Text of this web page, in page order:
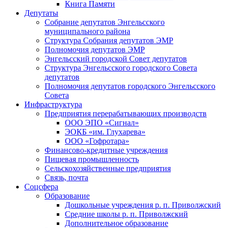
Книга Памяти
Депутаты
Собрание депутатов Энгельсского
муниципального района
Структура Собрания депутатов ЭМР
Полномочия депутатов ЭМР
Энгельсский городской Совет депутатов
Структура Энгельсского городского Совета
депутатов
Полномочия депутатов городского Энгельсского
Совета
Инфраструктура
Предприятия перерабатывающих производств
ООО ЭПО «Сигнал»
ЭОКБ «им. Глухарева»
ООО «Гофротара»
Финансово-кредитные учреждения
Пищевая промышленность
Сельскохозяйственные предприятия
Связь, почта
Соцсфера
Образование
Дошкольные учреждения р. п. Приволжский
Средние школы р. п. Приволжский
Дополнительное образование